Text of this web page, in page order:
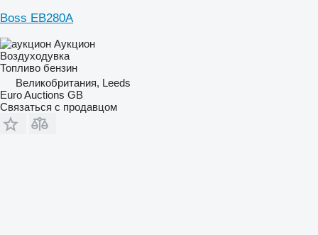
Boss EB280A
Аукцион
Воздуходувка
Топливо бензин
Великобритания, Leeds
Euro Auctions GB
Связаться с продавцом